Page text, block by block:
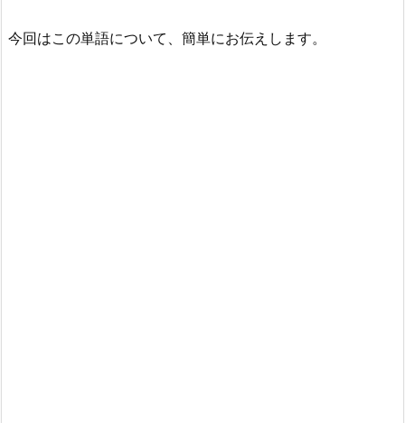
今回はこの単語について、簡単にお伝えします。